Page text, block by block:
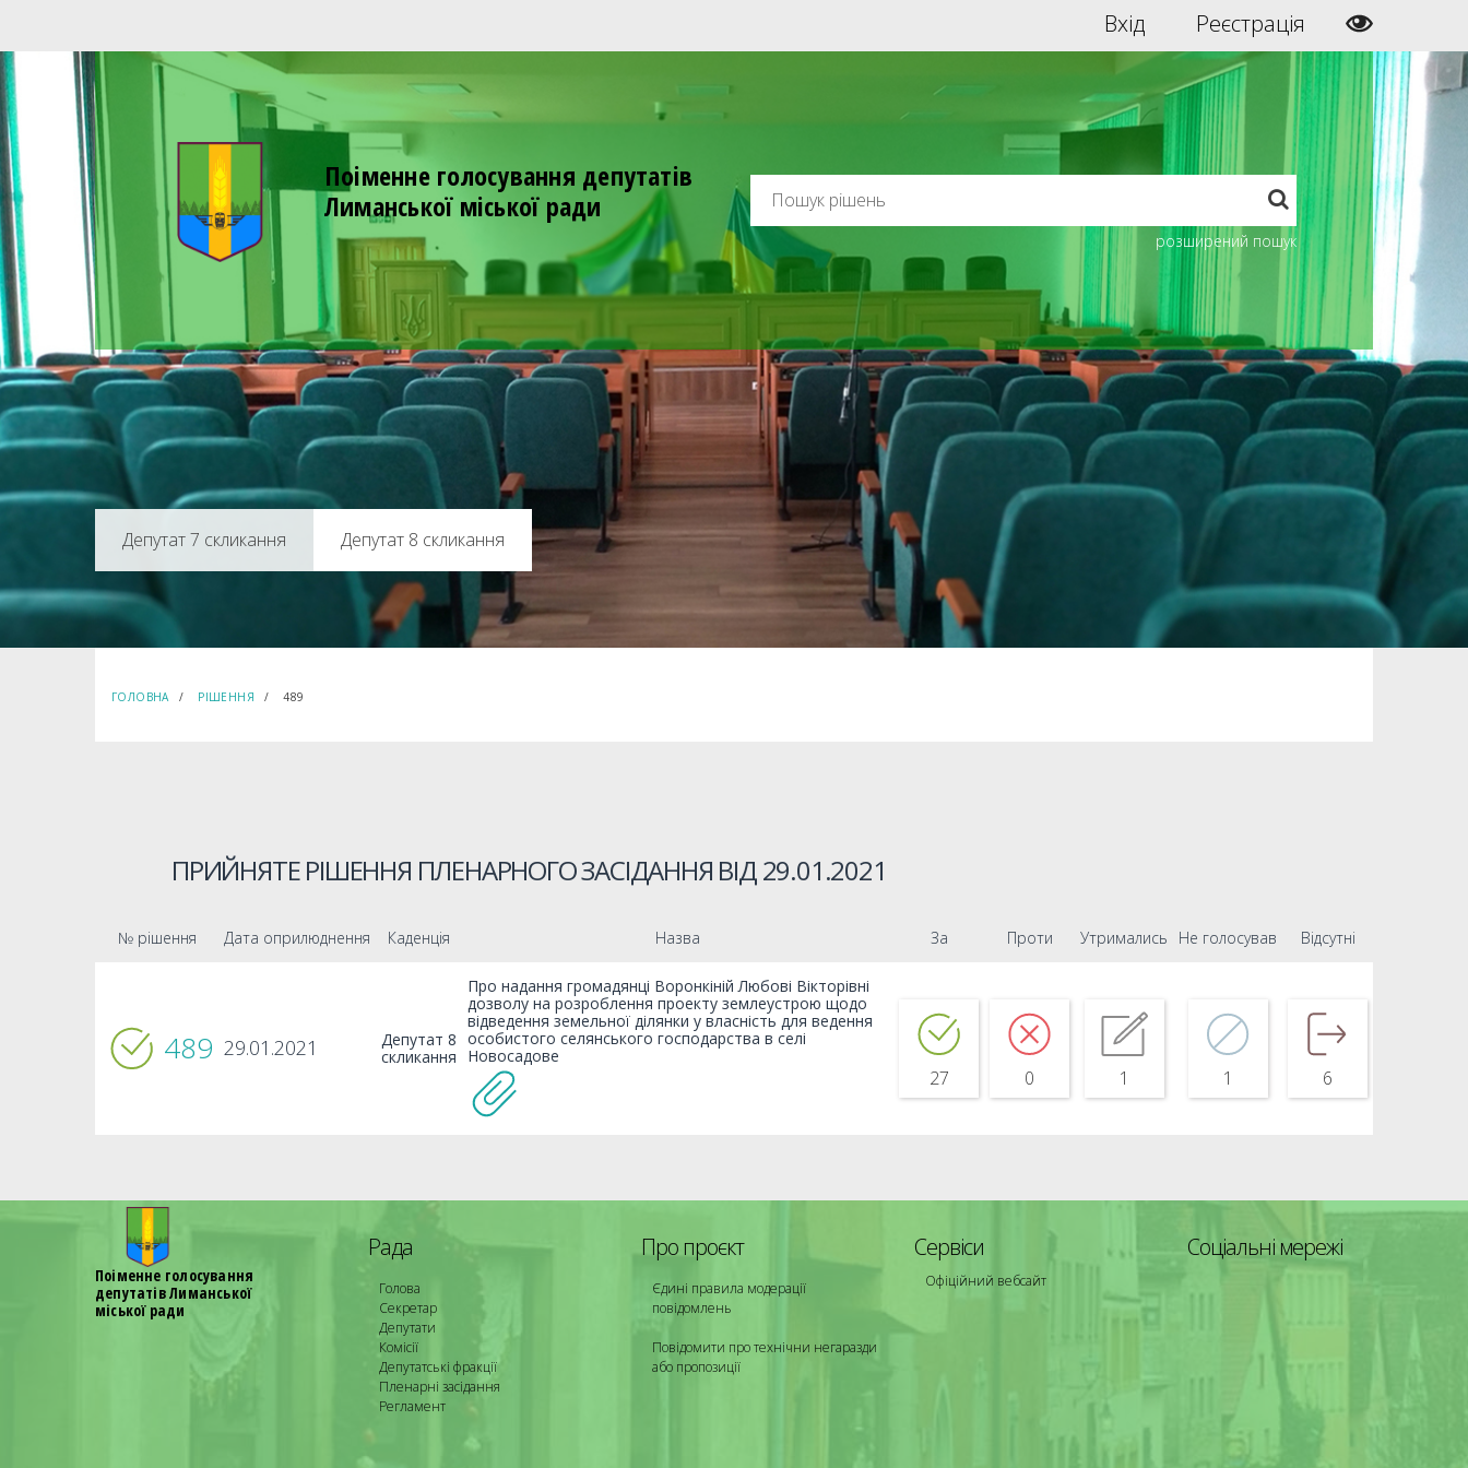
Вхід Реєстрація
Поіменне голосування депутатів
Лиманської міської ради
розширений пошук
Депутат 8 скликання
ГОЛОВНА РІШЕННЯ 489
ПРИЙНЯТЕ РІШЕННЯ ПЛЕНАРНОГО ЗАСІДАННЯ ВІД29.01.2021
№ рішення Дата оприлюднення Каденція Назва За Проти Утримались Не голосував Відсутні
489 29.01.2021
Депутат 8
скликання
Про надання громадянці Воронкіній Любові Вікторівні
дозволу на розроблення проекту землеустрою щодо
відведення земельної ділянки у власність для ведення
особистого селянського господарства в селі
Новосадове
27 0 1 1 6
Поіменне голосування
депутатів Лиманської
міської ради
Рада
Голова
Секретар
Депутати
Комісії
Депутатські фракції
Пленарні засідання
Регламент
Про проєкт
Єдині правила модерації
повідомлень
Повідомити про технічни негаразди
або пропозиції
Сервіси
Офіційний вебсайт
Соціальні мережі